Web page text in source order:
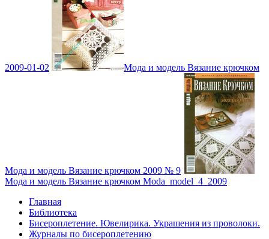
2009-01-02 Мода и модель Вязание крючком
Мода и модель Вязание крючком 2009 № 9
Мода и модель Вязание крючком Moda_model_4_2009
Главная
Библиотека
Бисероплетение. Ювелирика. Украшения из проволоки.
Журналы по бисероплетению